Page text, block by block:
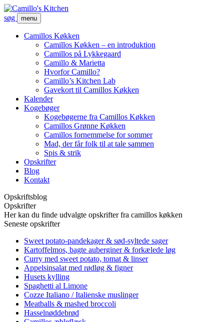
søg menu
Camillos Køkken
Camillos Køkken – en introduktion
Camillos på Lykkegaard
Camillo & Marietta
Hvorfor Camillo?
Camillo’s Kitchen Lab
Gavekort til Camillos Køkken
Kalender
Kogebøger
Kogebøgerne fra Camillos Køkken
Camillos Grønne Køkken
Camillos fornemmelse for sommer
Mad, der får folk til at tale sammen
Spis & strik
Opskrifter
Blog
Kontakt
Opskriftsblog
Opskrifter
Her kan du finde udvalgte opskrifter fra camillos køkken
Seneste opskrifter
Sweet potato-pandekager & sød-syltede sager
Kartoffelmos, bagte auberginer & forkælede løg
Curry med sweet potato, tomat & linser
Appelsinsalat med rødløg & figner
Husets kylling
Spaghetti al Limone
Cozze Italiano / Italienske muslinger
Meatballs & mashed broccoli
Hasselnøddebrød